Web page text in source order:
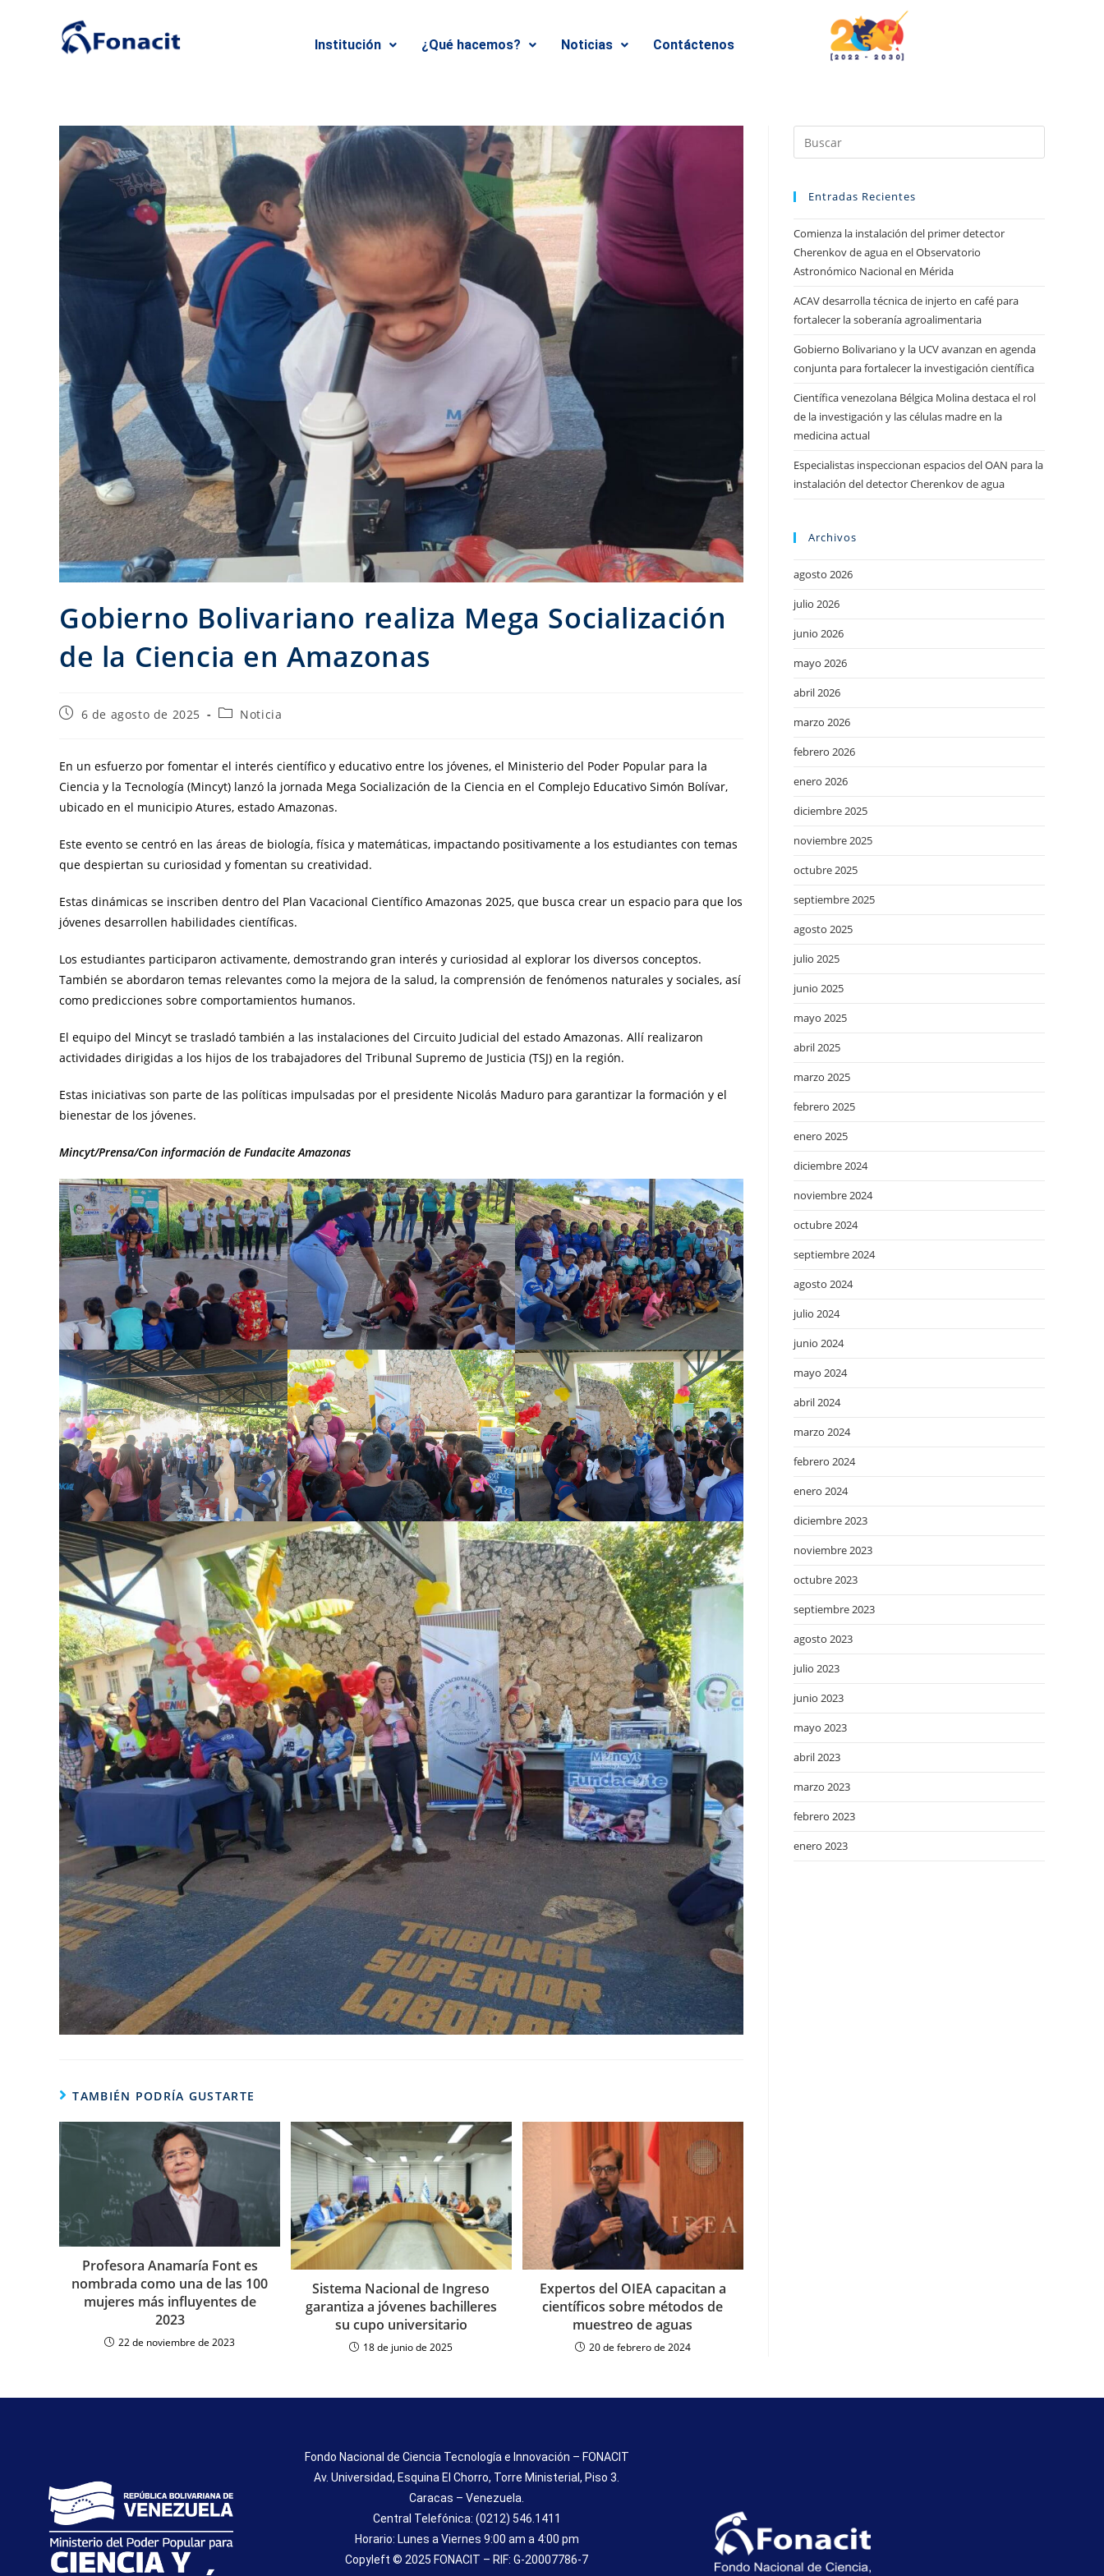
Institución ¿Qué hacemos? Noticias Contáctenos
Gobierno Bolivariano realiza Mega Socialización
de la Ciencia en Amazonas
6 de agosto de 2025 Noticia
En un esfuerzo por fomentar el interés científico y educativo entre los jóvenes, el Ministerio del Poder Popular para la
Ciencia y la Tecnología (Mincyt) lanzó la jornada Mega Socialización de la Ciencia en el Complejo Educativo Simón Bolívar,
ubicado en el municipio Atures, estado Amazonas.
Este evento se centró en las áreas de biología, física y matemáticas, impactando positivamente a los estudiantes con temas
que despiertan su curiosidad y fomentan su creatividad.
Estas dinámicas se inscriben dentro del Plan Vacacional Científico Amazonas 2025, que busca crear un espacio para que los
jóvenes desarrollen habilidades científicas.
Los estudiantes participaron activamente, demostrando gran interés y curiosidad al explorar los diversos conceptos.
También se abordaron temas relevantes como la mejora de la salud, la comprensión de fenómenos naturales y sociales, así
como predicciones sobre comportamientos humanos.
El equipo del Mincyt se trasladó también a las instalaciones del Circuito Judicial del estado Amazonas. Allí realizaron
actividades dirigidas a los hijos de los trabajadores del Tribunal Supremo de Justicia (TSJ) en la región.
Estas iniciativas son parte de las políticas impulsadas por el presidente Nicolás Maduro para garantizar la formación y el
bienestar de los jóvenes.
Mincyt/Prensa/Con información de Fundacite Amazonas
TAMBIÉN PODRÍA GUSTARTE
Profesora Anamaría Font es
nombrada como una de las 100
mujeres más influyentes de
2023
22 de noviembre de 2023
Sistema Nacional de Ingreso
garantiza a jóvenes bachilleres
su cupo universitario
18 de junio de 2025
Expertos del OIEA capacitan a
científicos sobre métodos de
muestreo de aguas
20 de febrero de 2024
Entradas Recientes
Comienza la instalación del primer detector
Cherenkov de agua en el Observatorio
Astronómico Nacional en Mérida
ACAV desarrolla técnica de injerto en café para
fortalecer la soberanía agroalimentaria
Gobierno Bolivariano y la UCV avanzan en agenda
conjunta para fortalecer la investigación científica
Científica venezolana Bélgica Molina destaca el rol
de la investigación y las células madre en la
medicina actual
Especialistas inspeccionan espacios del OAN para la
instalación del detector Cherenkov de agua
Archivos
agosto 2026
julio 2026
junio 2026
mayo 2026
abril 2026
marzo 2026
febrero 2026
enero 2026
diciembre 2025
noviembre 2025
octubre 2025
septiembre 2025
agosto 2025
julio 2025
junio 2025
mayo 2025
abril 2025
marzo 2025
febrero 2025
enero 2025
diciembre 2024
noviembre 2024
octubre 2024
septiembre 2024
agosto 2024
julio 2024
junio 2024
mayo 2024
abril 2024
marzo 2024
febrero 2024
enero 2024
diciembre 2023
noviembre 2023
octubre 2023
septiembre 2023
agosto 2023
julio 2023
junio 2023
mayo 2023
abril 2023
marzo 2023
febrero 2023
enero 2023
Fondo Nacional de Ciencia Tecnología e Innovación – FONACIT
Av. Universidad, Esquina El Chorro, Torre Ministerial, Piso 3.
Caracas – Venezuela.
Central Telefónica: (0212) 546.1411
Horario: Lunes a Viernes 9:00 am a 4:00 pm
Copyleft © 2025 FONACIT – RIF: G-20007786-7